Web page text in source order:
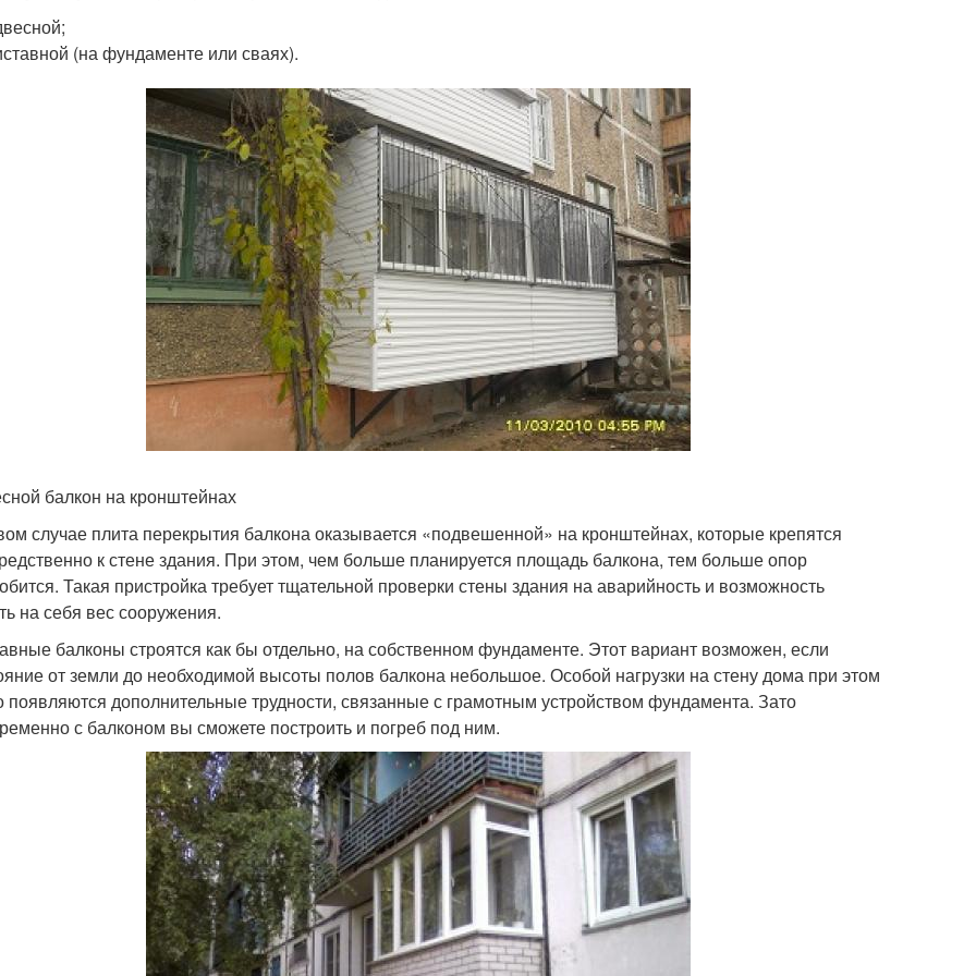
(на фундаменте или сваях).
балкон на кронштейнах
случае плита перекрытия балкона оказывается «подвешенной» на кронштейнах, которые крепятся
к стене здания. При этом, чем больше планируется площадь балкона, тем больше опор
Такая пристройка требует тщательной проверки стены здания на аварийность и возможность
на себя вес сооружения.
балконы строятся как бы отдельно, на собственном фундаменте. Этот вариант возможен, если
от земли до необходимой высоты полов балкона небольшое. Особой нагрузки на стену дома при этом
появляются дополнительные трудности, связанные с грамотным устройством фундамента. Зато
с балконом вы сможете построить и погреб под ним.